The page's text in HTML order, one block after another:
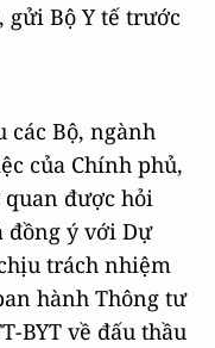
gửi Bộ Y tế trước
các Bộ, ngành
của Chính phủ,
được hỏi
đồng ý với Dự
trách nhiệm
hành Thông tư
BYT về đấu thầu